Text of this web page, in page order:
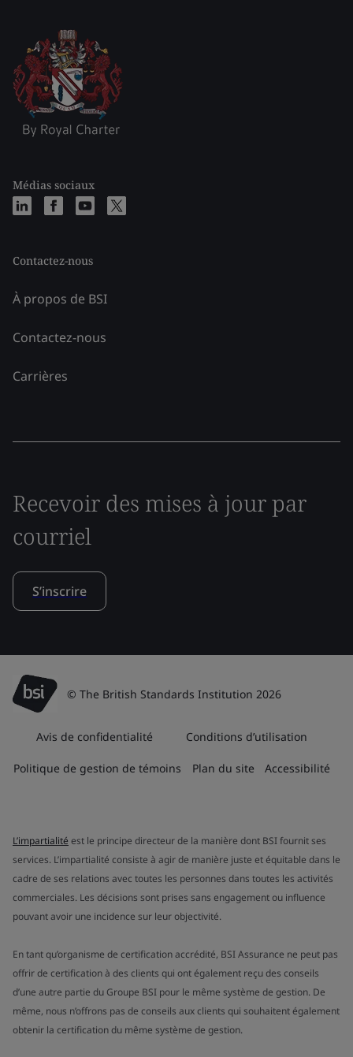
Médias sociaux
Contactez-nous
À propos de BSI
Contactez-nous
Carrières
Recevoir des mises à jour par
courriel
S’inscrire
© The British Standards Institution 2026
Avis de confidentialité Conditions d’utilisation
Politique de gestion de témoins Plan du site Accessibilité
L’impartialité est le principe directeur de la manière dont BSI fournit ses
services. L’impartialité consiste à agir de manière juste et équitable dans le
cadre de ses relations avec toutes les personnes dans toutes les activités
commerciales. Les décisions sont prises sans engagement ou influence
pouvant avoir une incidence sur leur objectivité.
En tant qu’organisme de certification accrédité, BSI Assurance ne peut pas
offrir de certification à des clients qui ont également reçu des conseils
d’une autre partie du Groupe BSI pour le même système de gestion. De
même, nous n’offrons pas de conseils aux clients qui souhaitent également
obtenir la certification du même système de gestion.